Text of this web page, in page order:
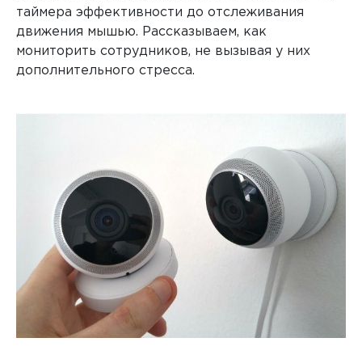
таймера эффективности до отслеживания
движения мышью. Рассказываем, как
мониторить сотрудников, не вызывая у них
дополнительного стресса.